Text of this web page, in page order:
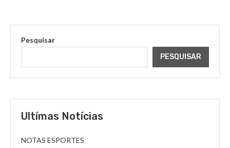
Pesquisar
PESQUISAR
Ultímas Notícias
NOTAS ESPORTES